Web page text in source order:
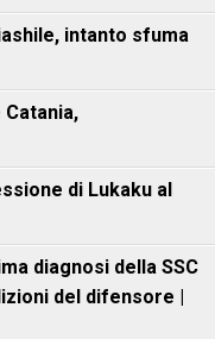
intanto sfuma
Catania,
di Lukaku al
diagnosi della SSC
del difensore |